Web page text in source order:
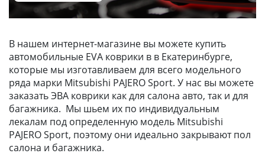
В нашем интернет-магазине вы можете купить
автомобильные EVA коврики в в Екатеринбурге,
которые мы изготавливаем для всего модельного
ряда марки Mitsubishi PAJERO Sport. У нас вы можете
заказать ЭВА коврики как для салона авто, так и для
багажника. Мы шьем их по индивидуальным
лекалам под определенную модель Mitsubishi
PAJERO Sport, поэтому они идеально закрывают пол
салона и багажника.